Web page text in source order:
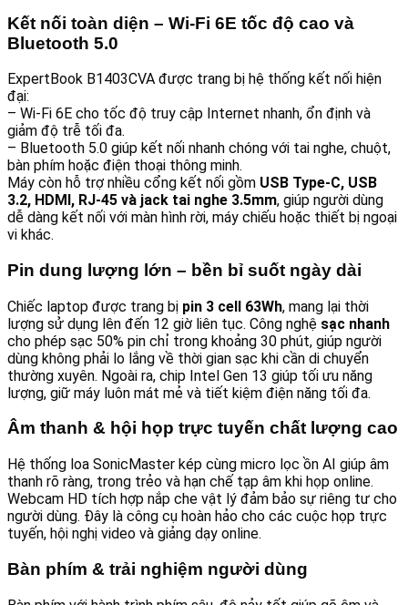
Kết nối toàn diện – Wi-Fi 6E tốc độ cao và
Bluetooth 5.0
ExpertBook B1403CVA được trang bị hệ thống kết nối hiện
đại:
– Wi-Fi 6E cho tốc độ truy cập Internet nhanh, ổn định và
giảm độ trễ tối đa.
– Bluetooth 5.0 giúp kết nối nhanh chóng với tai nghe, chuột,
bàn phím hoặc điện thoại thông minh.
Máy còn hỗ trợ nhiều cổng kết nối gồm USB Type-C, USB
3.2, HDMI, RJ-45 và jack tai nghe 3.5mm, giúp người dùng
dễ dàng kết nối với màn hình rời, máy chiếu hoặc thiết bị ngoại
vi khác.
Pin dung lượng lớn – bền bỉ suốt ngày dài
Chiếc laptop được trang bị pin 3 cell 63Wh, mang lại thời
lượng sử dụng lên đến 12 giờ liên tục. Công nghệ sạc nhanh
cho phép sạc 50% pin chỉ trong khoảng 30 phút, giúp người
dùng không phải lo lắng về thời gian sạc khi cần di chuyển
thường xuyên. Ngoài ra, chip Intel Gen 13 giúp tối ưu năng
lượng, giữ máy luôn mát mẻ và tiết kiệm điện năng tối đa.
Âm thanh & hội họp trực tuyến chất lượng cao
Hệ thống loa SonicMaster kép cùng micro lọc ồn AI giúp âm
thanh rõ ràng, trong trẻo và hạn chế tạp âm khi họp online.
Webcam HD tích hợp nắp che vật lý đảm bảo sự riêng tư cho
người dùng. Đây là công cụ hoàn hảo cho các cuộc họp trực
tuyến, hội nghị video và giảng dạy online.
Bàn phím & trải nghiệm người dùng